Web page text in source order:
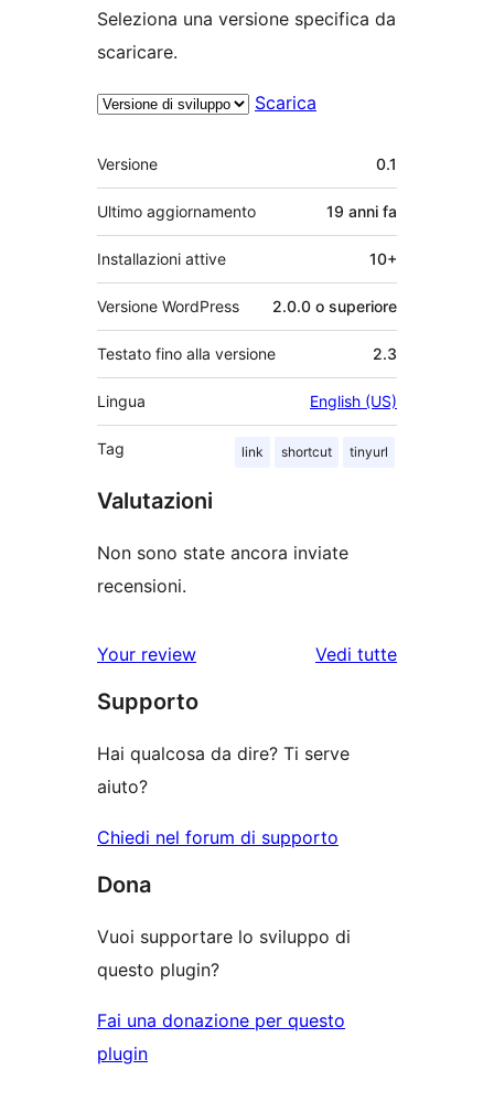
Seleziona una versione specifica da
scaricare.
Scarica
Meta
Versione 0.1
Ultimo aggiornamento 19 anni fa
Installazioni attive 10+
Versione WordPress 2.0.0 o superiore
Testato fino alla versione 2.3
Lingua English (US)
Tag link shortcut tinyurl
Valutazioni
Non sono state ancora inviate
recensioni.
Your review Vedi tuttele
Supporto
Hai qualcosa da dire? Ti serve
aiuto?
Chiedi nel forum di supporto
Dona
Vuoi supportare lo sviluppo di
questo plugin?
Fai una donazione per questo
plugin